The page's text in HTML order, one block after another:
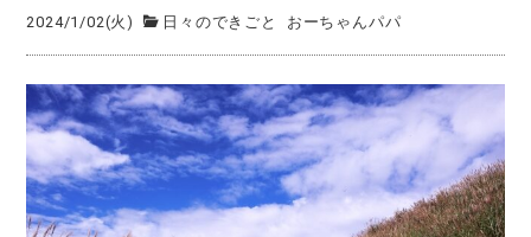
2024/1/02(火) 日々のできごと おーちゃんパパ